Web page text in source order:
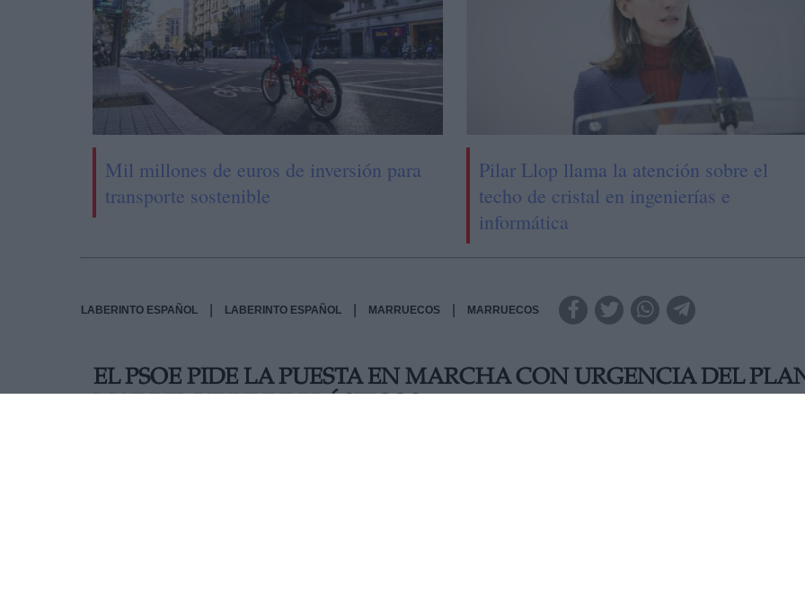
Mil millones de euros de inversión para
transporte sostenible
Pilar Llop llama la atención sobre el
techo de cristal en ingenierías e
informática
LABERINTO ESPAÑOL LABERINTO ESPAÑOL MARRUECOS MARRUECOS
EL PSOE PIDE LA PUESTA EN MARCHA CON URGENCIA DEL